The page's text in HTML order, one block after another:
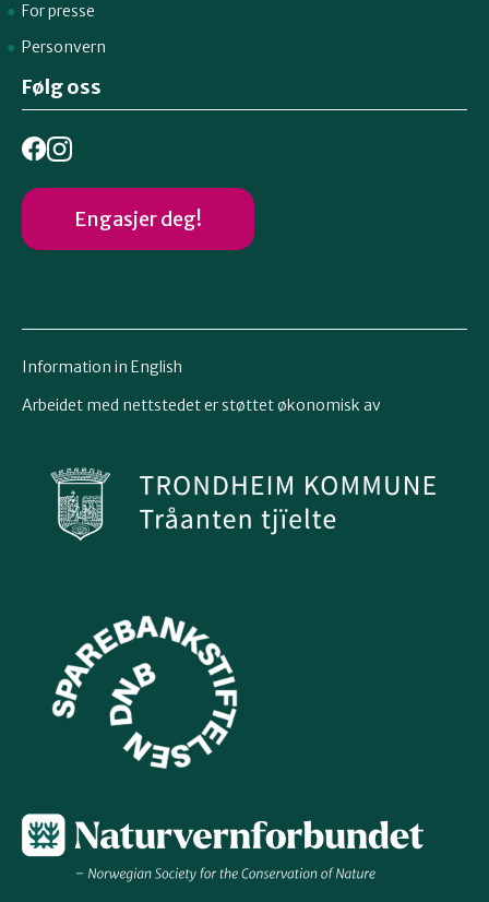
For presse
Personvern
Følg oss
Engasjer deg!
Information in English
Arbeidet med nettstedet er støttet økonomisk av